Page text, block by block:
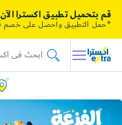
قم بتحميل تطبيق اكسترا الآن
*حمل التطبيق واحصل على خصم 5%